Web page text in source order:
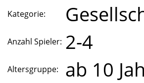
Kategorie:
Anzahl Spieler: 2-4
Altersgruppe: ab 10